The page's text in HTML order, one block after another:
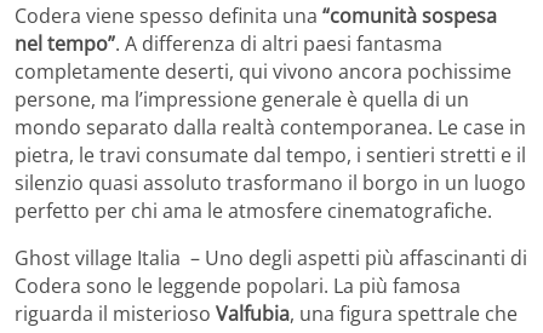
Codera viene spesso definita una “comunità sospesa
nel tempo”. A differenza di altri paesi fantasma
completamente deserti, qui vivono ancora pochissime
persone, ma l’impressione generale è quella di un
mondo separato dalla realtà contemporanea. Le case in
pietra, le travi consumate dal tempo, i sentieri stretti e il
silenzio quasi assoluto trasformano il borgo in un luogo
perfetto per chi ama le atmosfere cinematografiche.
Ghost village Italia – Uno degli aspetti più affascinanti di
Codera sono le leggende popolari. La più famosa
riguarda il misterioso Valfubia, una figura spettrale che